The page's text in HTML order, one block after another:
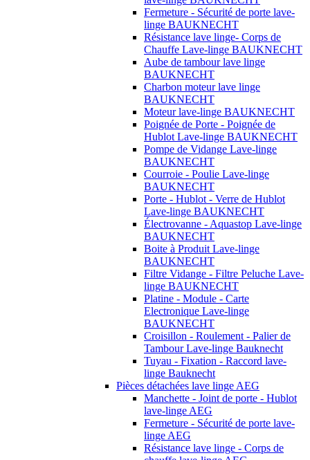
Fermeture - Sécurité de porte lave-
linge BAUKNECHT
Résistance lave linge- Corps de
Chauffe Lave-linge BAUKNECHT
Aube de tambour lave linge
BAUKNECHT
Charbon moteur lave linge
BAUKNECHT
Moteur lave-linge BAUKNECHT
Poignée de Porte - Poignée de
Hublot Lave-linge BAUKNECHT
Pompe de Vidange Lave-linge
BAUKNECHT
Courroie - Poulie Lave-linge
BAUKNECHT
Porte - Hublot - Verre de Hublot
Lave-linge BAUKNECHT
Électrovanne - Aquastop Lave-linge
BAUKNECHT
Boite à Produit Lave-linge
BAUKNECHT
Filtre Vidange - Filtre Peluche Lave-
linge BAUKNECHT
Platine - Module - Carte
Electronique Lave-linge
BAUKNECHT
Croisillon - Roulement - Palier de
Tambour Lave-linge Bauknecht
Tuyau - Fixation - Raccord lave-
linge Bauknecht
Pièces détachées lave linge AEG
Manchette - Joint de porte - Hublot
lave-linge AEG
Fermeture - Sécurité de porte lave-
linge AEG
Résistance lave linge - Corps de